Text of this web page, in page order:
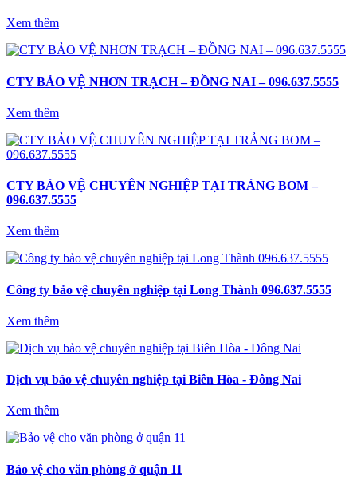
Xem thêm
CTY BẢO VỆ NHƠN TRẠCH – ĐỒNG NAI – 096.637.5555
Xem thêm
CTY BẢO VỆ CHUYÊN NGHIỆP TẠI TRẢNG BOM –
096.637.5555
Xem thêm
Công ty bảo vệ chuyên nghiệp tại Long Thành 096.637.5555
Xem thêm
Dịch vụ bảo vệ chuyên nghiệp tại Biên Hòa - Đông Nai
Xem thêm
Bảo vệ cho văn phòng ở quận 11